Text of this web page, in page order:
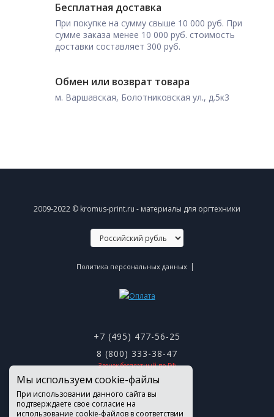
Бесплатная доставка
При покупке на сумму свыше 10 000 руб. При
сумме заказа менее 10 000 руб. стоимость
доставки составляет 300 руб.
Обмен или возврат товара
м. Варшавская, Болотниковская ул., д.5к3
2009-2022 © kromus-print.ru - материалы для оргтехники
Политика персональных данных |
+7 (495) 477-56-25
8 (800) 333-38-47
Звонок бесплатный по РФ
Мы используем cookie-файлы
При использовании данного сайта вы
подтверждаете свое согласие на
использование cookie-файлов в соответствии